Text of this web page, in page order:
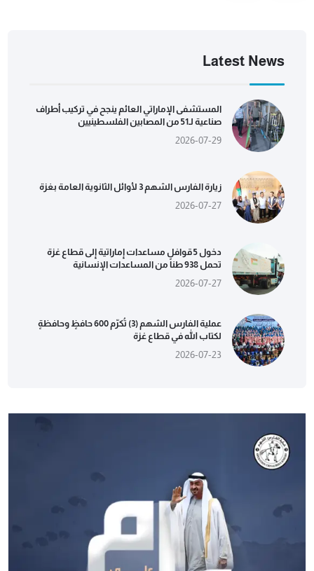
Latest News
المستشفى الإماراتي العائم ينجح في تركيب أطراف
صناعية لـ51 من المصابين الفلسطينيين
2026-07-29
زيارة الفارس الشهم 3 لأوائل الثانوية العامة بغزة
2026-07-27
دخول 5 قوافل مساعدات إماراتية إلى قطاع غزة
تحمل 938 طناً من المساعدات الإنسانية
2026-07-27
عملية الفارس الشهم (3) تُكرّم 600 حافظٍ وحافظةٍ
لكتاب الله في قطاع غزة
2026-07-23